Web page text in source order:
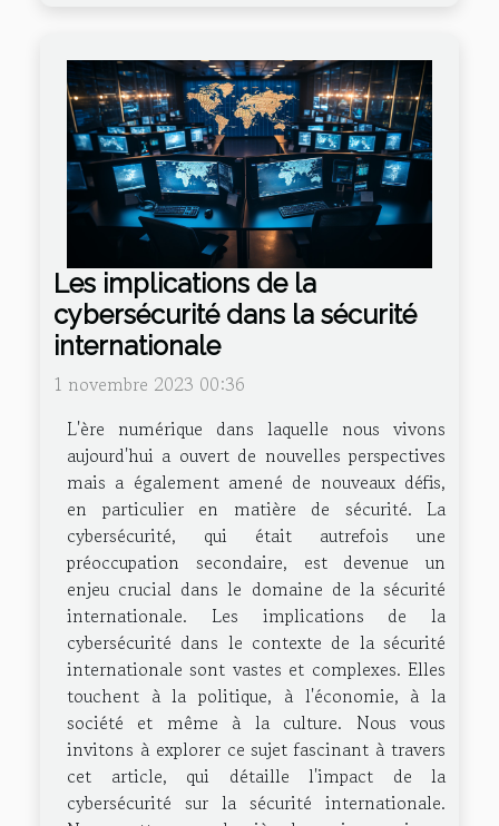
Les implications de la
cybersécurité dans la sécurité
internationale
1 novembre 2023 00:36
L'ère numérique dans laquelle nous vivons
aujourd'hui a ouvert de nouvelles perspectives
mais a également amené de nouveaux défis,
en particulier en matière de sécurité. La
cybersécurité, qui était autrefois une
préoccupation secondaire, est devenue un
enjeu crucial dans le domaine de la sécurité
internationale. Les implications de la
cybersécurité dans le contexte de la sécurité
internationale sont vastes et complexes. Elles
touchent à la politique, à l'économie, à la
société et même à la culture. Nous vous
invitons à explorer ce sujet fascinant à travers
cet article, qui détaille l'impact de la
cybersécurité sur la sécurité internationale.